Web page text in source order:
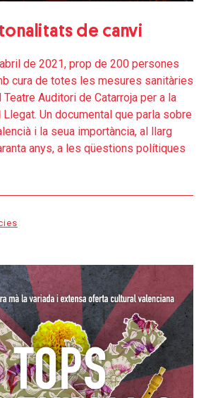
tonalitats de canvi
de 2021, prop de 200 persones
cura de totes les mesures sanitàries
Auditori de Catarroja per a la
Llegat. Un documental que parla sobre
i la seua importància, al llarg
anys, a les qüestions polítiques